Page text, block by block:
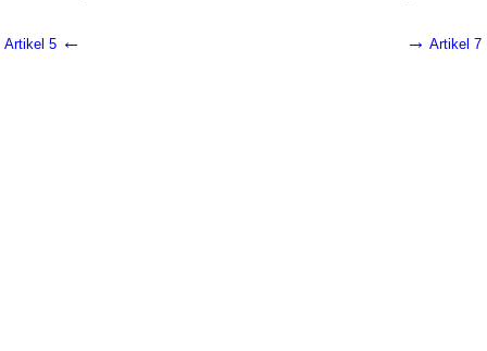
Artikel 5 ← → Artikel 7